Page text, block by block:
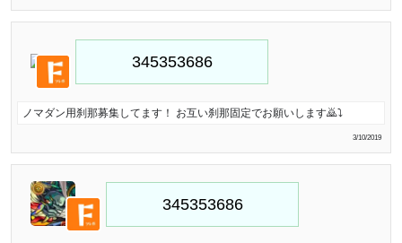
ノマダン用刹那募集してます！ お互い刹那固定でお願いします🙇⤵️
3/10/2019